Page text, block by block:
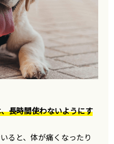
長時間使わないようにす
ると、体が痛くなったり